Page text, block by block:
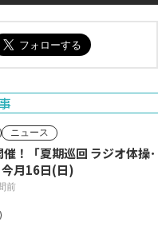
ニュース
！「夏期巡回 ラジオ体操･
月16日(日)
前